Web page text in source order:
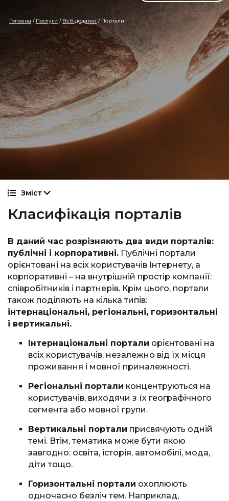
Головна / Послуги/ Веб-додатки / Портали
Зміст
Класифікація порталів
В даний час розрізняють два види порталів:
публічні і корпоративні. Публічні портали
орієнтовані на всіх користувачів Інтернету, а
корпоративні – на внутрішній простір компанії:
співробітників і партнерів. Крім цього, портали
також поділяють на кілька типів:
інтернаціональні, регіональні, горизонтальні
і вертикальні.
Інтернаціональні портали орієнтовані на
всіх користувачів, незалежно від їх місця
проживання і мовної приналежності.
Регіональні портали концентруються на
користувачів, виходячи з їх географічного
сегмента або мовної групи.
Вертикальні портали присвячують одній
темі. Втім, тематика може бути якою
завгодно: освіта, історія, автомобілі, мода,
діти тощо.
Горизонтальні портали охоплюють
одночасно безліч тем. Наприклад,